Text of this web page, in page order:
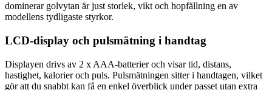
dominerar golvytan är just storlek, vikt och hopfällning en av
modellens tydligaste styrkor.
LCD-display och pulsmätning i handtag
Displayen drivs av 2 x AAA-batterier och visar tid, distans,
hastighet, kalorier och puls. Pulsmätningen sitter i handtagen, vilket
gör att du snabbt kan få en enkel överblick under passet utan extra